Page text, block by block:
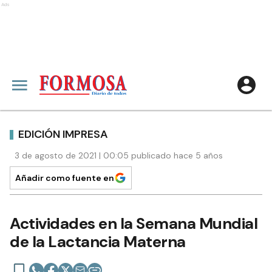
Ads
EDICIÓN IMPRESA
3 de agosto de 2021 | 00:05 publicado hace 5 años
Añadir como fuente en
Actividades en la Semana Mundial
de la Lactancia Materna